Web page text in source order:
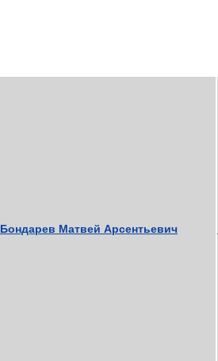
Бондарев Матвей Арсентьевич